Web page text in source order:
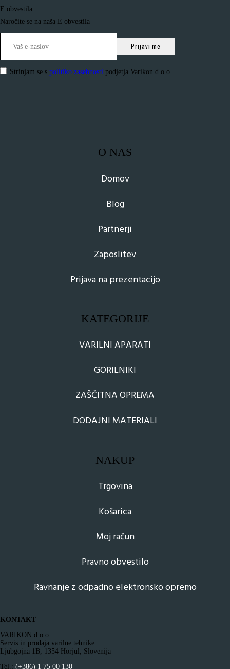
E obvestila
Naročite se na naša E obvestila
Strinjam se s politiko zasebnosti podjetja Varikon d.o.o.
O NAS
Domov
Blog
Partnerji
Zaposlitev
Prijava na prezentacijo
KATEGORIJE
VARILNI APARATI
GORILNIKI
ZAŠČITNA OPREMA
DODAJNI MATERIALI
NAKUP
Trgovina
Košarica
Moj račun
Pravno obvestilo
Ravnanje z odpadno elektronsko opremo
KONTAKT
VARIKON d.o.o.
Servis in prodaja varilne tehnike
Ljubgojna 1B, 1354 Horjul, Slovenija
Tel.: (+386) 1 75 00 130